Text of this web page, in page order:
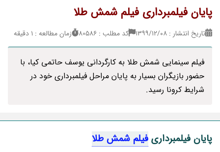
پایان فیلمبرداری فیلم شمش طلا
تاریخ انتشار : ۱۳۹۹/۱۲/۰۸ کد مطلب : 80586 زمان مطالعه : 1 دقیقه
فیلم سینمایی شمش طلا به کارگردانی یوسف حاتمی کیا، با
حضور بازیگران بسیار به پایان مراحل فیلمبرداری خود در
شرایط کرونا رسید.
پایان فیلمبرداری فیلم شمش طلا